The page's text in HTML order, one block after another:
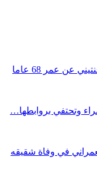
عمر 68 عاما
وتحتفي بروابطها…
في وفاة شقيقه